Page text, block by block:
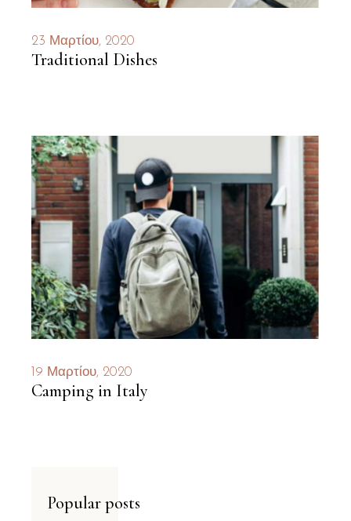
23 Μαρτίου, 2020
Traditional Dishes
19 Μαρτίου, 2020
Camping in Italy
Popular posts